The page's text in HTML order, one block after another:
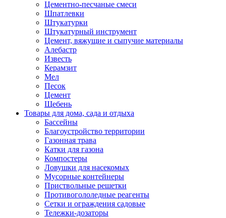
Цементно-песчаные смеси
Шпатлевки
Штукатурки
Штукатурный инструмент
Цемент, вяжущие и сыпучие материалы
Алебастр
Известь
Керамзит
Мел
Песок
Цемент
Щебень
Товары для дома, сада и отдыха
Бассейны
Благоустройство территории
Газонная трава
Катки для газона
Компостеры
Ловушки для насекомых
Мусорные контейнеры
Приствольные решетки
Противогололедные реагенты
Сетки и ограждения садовые
Тележки-дозаторы